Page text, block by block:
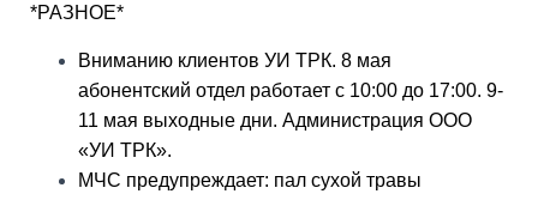
*РАЗНОЕ*
Вниманию клиентов УИ ТРК. 8 мая
абонентский отдел работает с 10:00 до 17:00. 9-
11 мая выходные дни. Администрация ООО
«УИ ТРК».
МЧС предупреждает: пал сухой травы